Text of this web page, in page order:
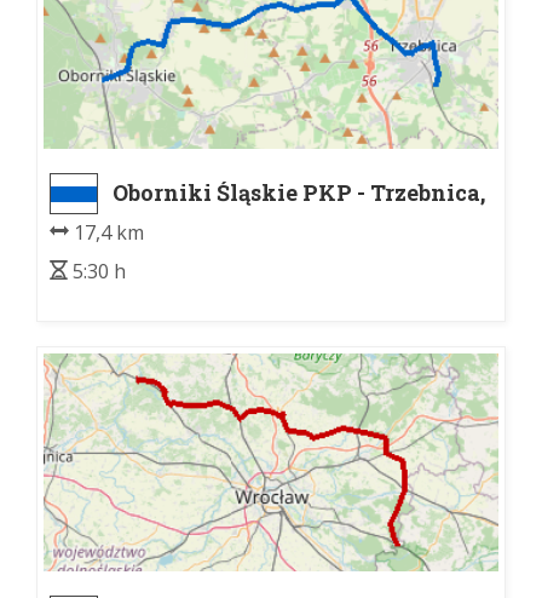
Oborniki Śląskie PKP - Trzebnica,
Las Bukowy
17,4 km
5:30 h